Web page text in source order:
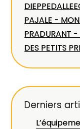
DIEPPEDALLE
PAJALE -
PRADURANT -
DES PETITS
Derniers